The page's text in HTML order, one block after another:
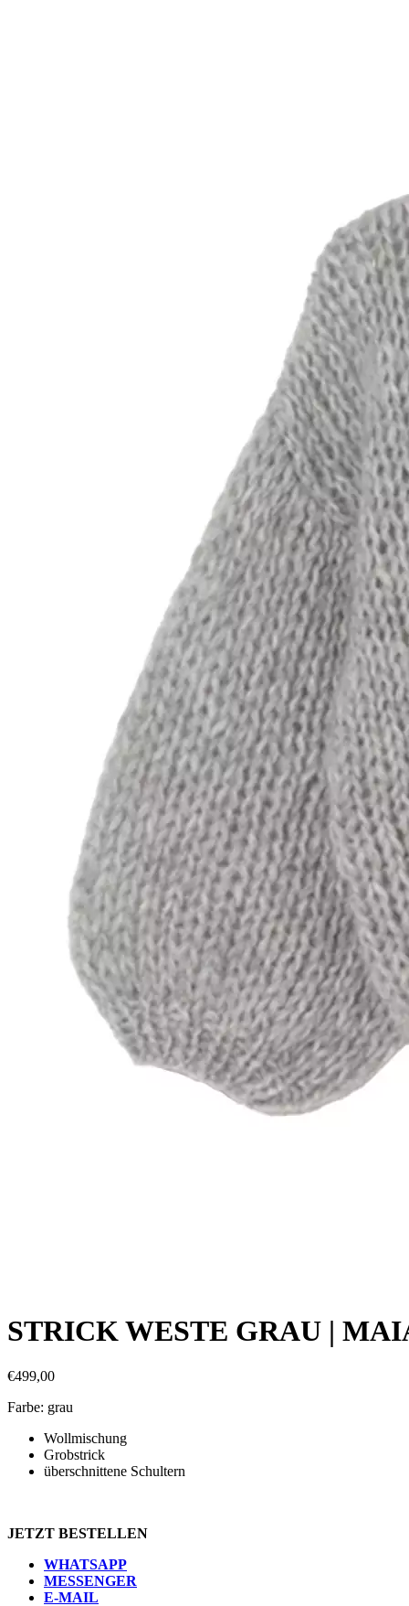
STRICK WESTE GRAU |
€499,00
Farbe: grau
Wollmischung
Grobstrick
überschnittene Schultern
JETZT BESTELLEN
WHATSAPP
MESSENGER
E-MAIL